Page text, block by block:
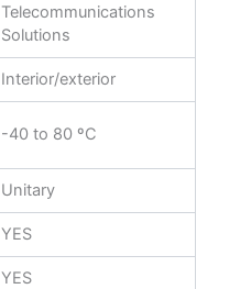
Telecommunications
Solutions
Interior/exterior
-40 to 80 ºC
Unitary
YES
YES